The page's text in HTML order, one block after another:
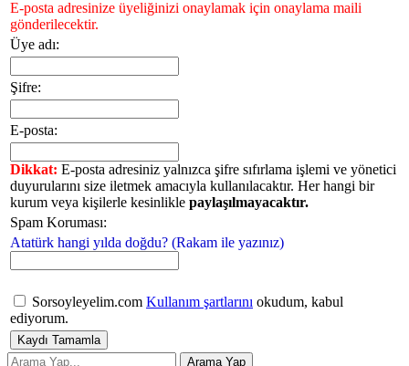
E-posta adresinize üyeliğinizi onaylamak için onaylama maili
gönderilecektir.
Üye adı:
Şifre:
E-posta:
Dikkat: E-posta adresiniz yalnızca şifre sıfırlama işlemi ve yönetici
duyurularını size iletmek amacıyla kullanılacaktır. Her hangi bir
kurum veya kişilerle kesinlikle paylaşılmayacaktır.
Spam Koruması:
Atatürk hangi yılda doğdu? (Rakam ile yazınız)
Sorsoyleyelim.com Kullanım şartlarını okudum, kabul
ediyorum.